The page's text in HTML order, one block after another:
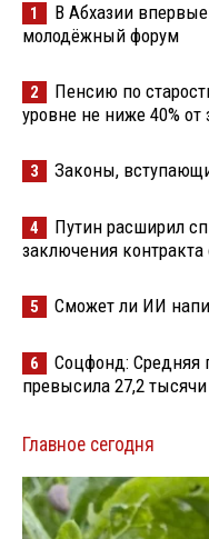
1
В Абхазии
молодёжный форум
2
Пенсию по
уровне не ниже 40% от
3 Законы,
4
Путин расширил
заключения
5 Сможет ли ИИ
6
Соцфонд: Средняя
превысила 27,2 тысячи
Главное сегодня